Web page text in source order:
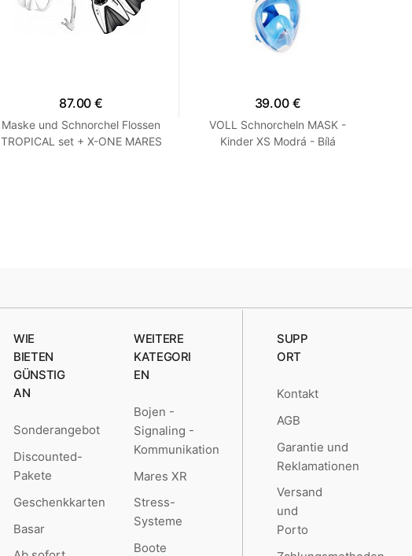
87.00 €
Maske und Schnorchel Flossen
TROPICAL set + X-ONE MARES
39.00 €
VOLL Schnorcheln MASK -
Kinder XS Modrá - Bílá
WIE
BIETEN
GÜNSTIG
AN
Sonderangebot
Discounted-
Pakete
Geschenkkarten
Basar
WEITERE
KATEGORI
EN
Bojen -
Signaling -
Kommunikation
Mares XR
Stress-
Systeme
Boote
SUPP
ORT
Kontakt
AGB
Garantie und
Reklamationen
Versand
und
Porto